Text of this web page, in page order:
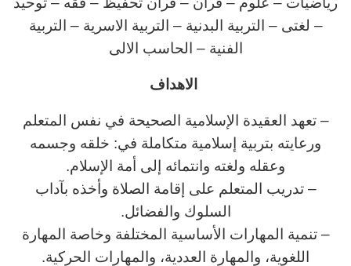
– لغتى – التربية البدنية – التربية الاسرية – التربية
الفنية – الحاسب الالى
الاهداف
– تعهد العقيدة الإسلامية الصحيحة في نفس المتعلم
ورعايته بتربية إسلامية متكاملة في: خلقه وجسمه
وعقله ولغته وانتمائه إلى أمة الإسلام.
– تدريب المتعلم على إقامة الصلاة وأخذه بآداب
السلوك والفضائل.
– تنمية المهارات الأساسية المختلفة وخاصة المهارة
اللغوية، والمهارة العددية، والمهارات الحركية.